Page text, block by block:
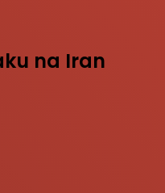
na Iran